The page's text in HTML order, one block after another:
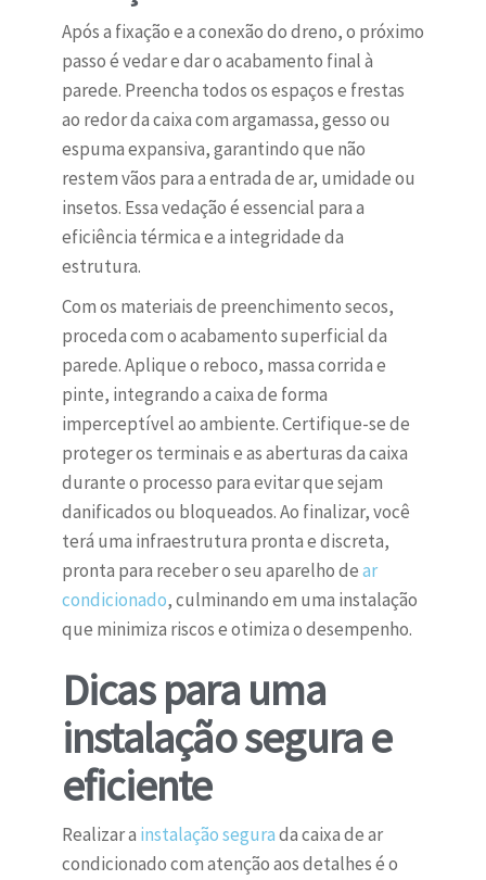
Após a fixação e a conexão do dreno, o próximo
passo é vedar e dar o acabamento final à
parede. Preencha todos os espaços e frestas
ao redor da caixa com argamassa, gesso ou
espuma expansiva, garantindo que não
restem vãos para a entrada de ar, umidade ou
insetos. Essa vedação é essencial para a
eficiência térmica e a integridade da
estrutura.
Com os materiais de preenchimento secos,
proceda com o acabamento superficial da
parede. Aplique o reboco, massa corrida e
pinte, integrando a caixa de forma
imperceptível ao ambiente. Certifique-se de
proteger os terminais e as aberturas da caixa
durante o processo para evitar que sejam
danificados ou bloqueados. Ao finalizar, você
terá uma infraestrutura pronta e discreta,
pronta para receber o seu aparelho dear
condicionado, culminando em uma instalação
que minimiza riscos e otimiza o desempenho.
Dicas para uma
instalação segura e
eficiente
Realizar a instalação segurada caixa de ar
condicionado com atenção aos detalhes é o